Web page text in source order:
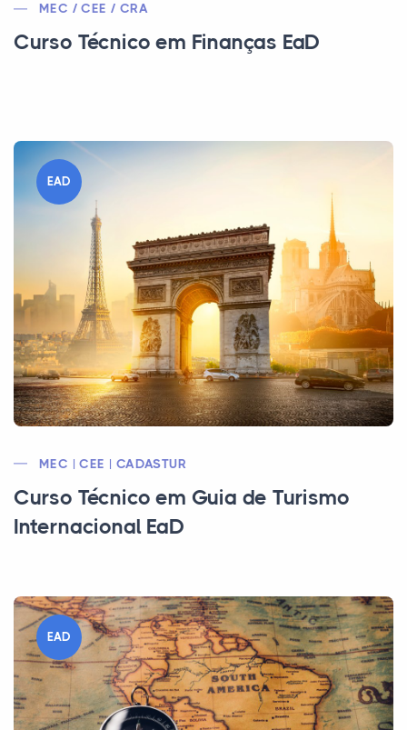
MEC / CEE / CRA
Curso Técnico em Finanças EaD
EAD
MEC | CEE | CADASTUR
Curso Técnico em Guia de Turismo
Internacional EaD
EAD